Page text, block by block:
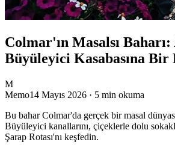
Colmar'ın Masalsı Baharı:
Büyüleyici Kasabasına Bir
M
Memo14 Mayıs 2026 · 5 min okuma
Bu bahar Colmar'da gerçek bir masal
Büyüleyici kanallarını, çiçeklerle dolu
Şarap Rotası'nı keşfedin.